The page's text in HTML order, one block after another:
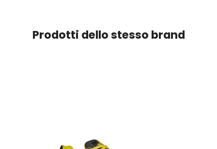
Prodotti dello stesso brand